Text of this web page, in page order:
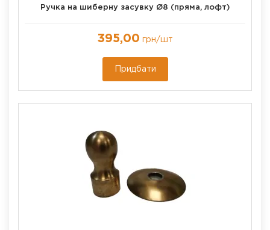
Ручка на шиберну засувку Ø8 (пряма, лофт)
395,00 грн/шт
Придбати